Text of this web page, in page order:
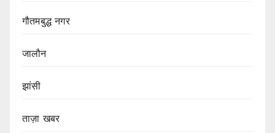
गौतमबुद्ध नगर
जालौन
झांसी
ताज़ा खबर